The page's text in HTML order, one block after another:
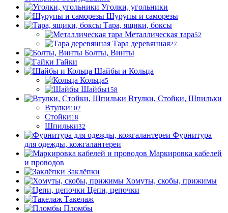
Уголки, угольники
Шурупы и саморезы
Тара, ящики, боксы
Металлическая тара52
Тара деревянная27
Болты, Винты
Гайки
Шайбы и Кольца
Кольца5
Шайбы158
Втулки, Стойки, Шпильки
Втулки102
Стойки18
Шпильки32
Фурнитура
для одежды, кожгалантереи
Маркировка кабелей
и проводов
Заклёпки
Хомуты, скобы, прижимы
Цепи, цепочки
Такелаж
Пломбы